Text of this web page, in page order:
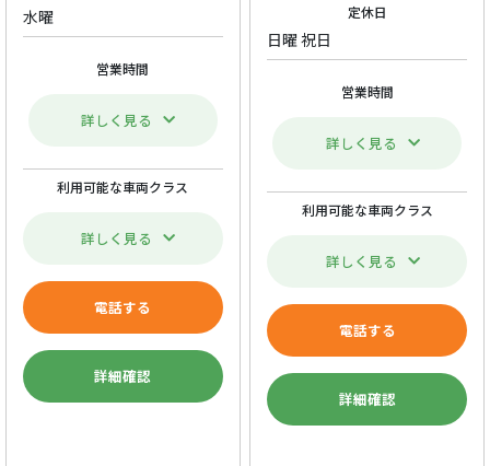
水曜
営業時間
詳しく見る
利用可能な車両クラス
詳しく見る
電話する
詳細確認
定休日
日曜 祝日
営業時間
詳しく見る
利用可能な車両クラス
詳しく見る
電話する
詳細確認